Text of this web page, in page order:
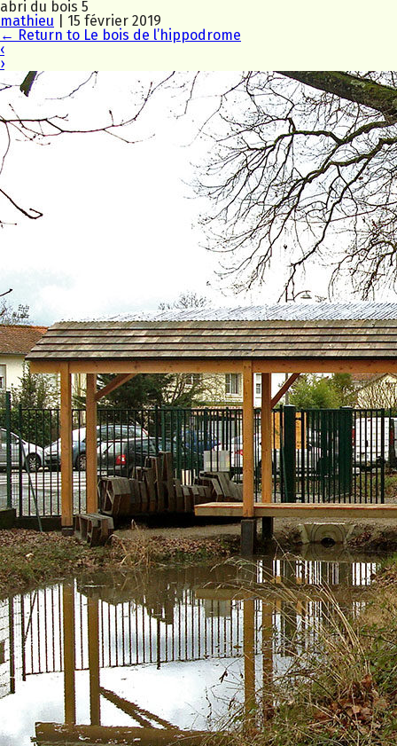
abri du bois 5
mathieu
15 février 2019
← Return to Le bois de l’hippodrome
‹
›